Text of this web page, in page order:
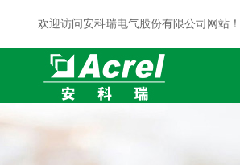
欢迎访问安科瑞电气股份有限公司网站！